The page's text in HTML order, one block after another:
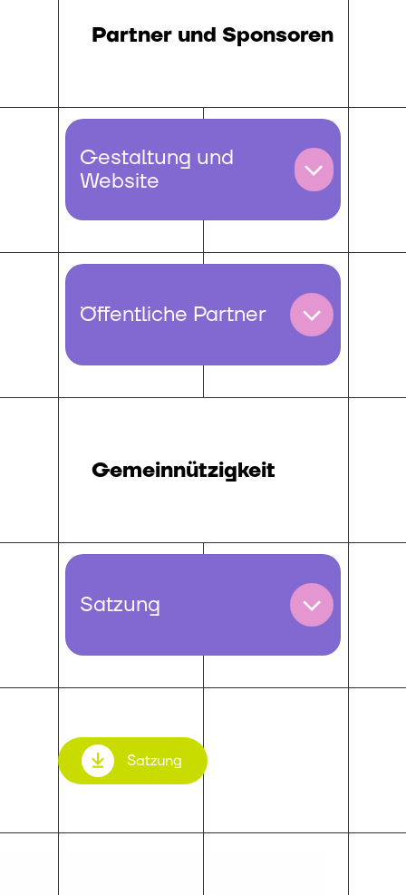
Partner und Sponsoren
Gestaltung und
Website
Öffentliche Partner
Gemeinnützigkeit
Satzung
Satzung